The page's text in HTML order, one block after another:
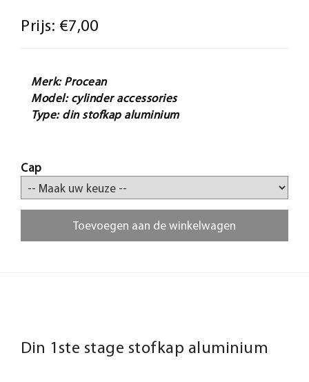
Prijs: €7,00
Merk: Procean
Model: cylinder accessories
Type: din stofkap aluminium
Cap
Toevoegen aan de winkelwagen
Din 1ste stage stofkap aluminium